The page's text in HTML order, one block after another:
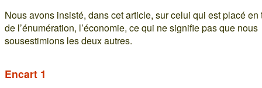
Nous avons insisté, dans cet article, sur celui qui est placé en
de l’énumération, l’économie, ce qui ne signifie pas que nous
sousestimions les deux autres.
Encart 1